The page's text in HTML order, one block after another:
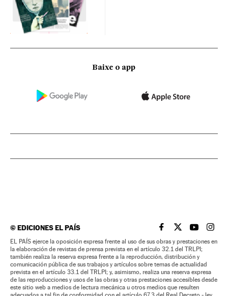
Baixe o app
©EDICIONES EL PAÍS EL PAÍS BRASIL EN
EL PAÍSEL PAÍS
EL
EL PAÍS ejerce la oposición expresa frente al uso de sus obras y prestaciones en
la elaboración de revistas de prensa prevista en el artículo 32.1 del TRLPI;
también realiza la reserva expresa frente a la reproducción, distribución y
comunicación pública de sus trabajos y artículos sobre temas de actualidad
prevista en el artículo 33.1 del TRLPI; y, asimismo, realiza una reserva expresa
de las reproducciones y usos de las obras y otras prestaciones accesibles desde
este sitio web a medios de lectura mecánica u otros medios que resulten